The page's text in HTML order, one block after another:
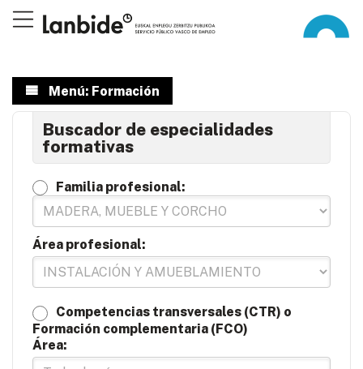
Menú: Formación
Buscador de especialidades
formativas
Familia profesional:
Área profesional:
Competencias transversales (CTR) o
Formación complementaria (FCO)
Área: